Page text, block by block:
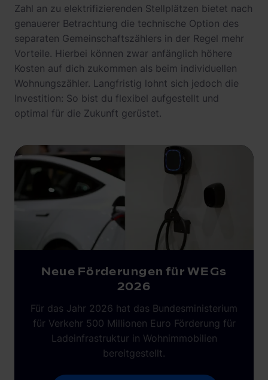
Zahl an zu elektrifizierenden Stellplätzen bietet nach
genauerer Betrachtung die technische Option des
separaten Gemeinschaftszählers in der Regel mehr
Vorteile. Hierbei können zwar anfänglich höhere
Kosten auf dich zukommen als beim individuellen
Wohnungszähler. Langfristig lohnt sich jedoch die
Investition: So bist du flexibel aufgestellt und
optimal für die Zukunft gerüstet.
Neue Förderungen für WEGs
2026
Für das Jahr 2026 hat das Bundesministerium
für Verkehr 500 Millionen Euro Förderung für
Ladeinfrastruktur in Wohnimmobilien
bereitgestellt.